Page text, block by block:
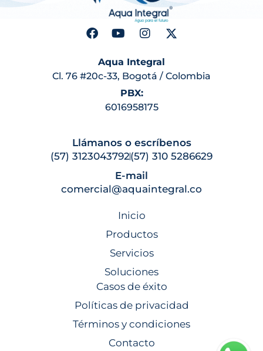
Aqua Integral
Cl. 76 #20c-33, Bogotá / Colombia
PBX:
6016958175
Llámanos o escríbenos
(57) 3123043792(57) 310 5286629
E-mail
comercial@aquaintegral.co
Inicio
Productos
Servicios
Soluciones
Casos de éxito
Políticas de privacidad
Términos y condiciones
Contacto